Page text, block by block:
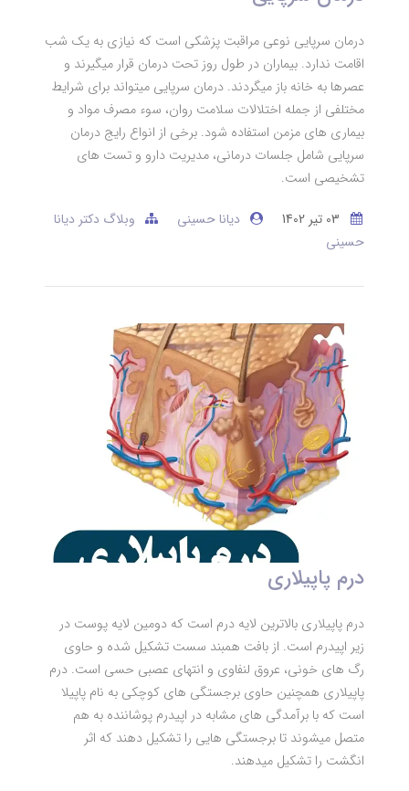
درمان سرپایی نوعی مراقبت پزشکی است که نیازی به یک شب
اقامت ندارد. بیماران در طول روز تحت درمان قرار میگیرند و
عصرها به خانه باز میگردند. درمان سرپایی میتواند برای شرایط
مختلفی از جمله اختلالات سلامت روان، سوء مصرف مواد و
بیماری های مزمن استفاده شود. برخی از انواع رایج درمان
سرپایی شامل جلسات درمانی، مدیریت دارو و تست های
تشخیصی است.
دیانا حسینی
وبلاگ دکتر دیانا
حسینی
درم پاپیلاری
درم پاپیلاری بالاترین لایه درم است که دومین لایه پوست در
زیر اپیدرم است. از بافت همبند سست تشکیل شده و حاوی
رگ های خونی، عروق لنفاوی و انتهای عصبی حسی است. درم
پاپیلاری همچنین حاوی برجستگی های کوچکی به نام پاپیلا
است که با برآمدگی های مشابه در اپیدرم پوشاننده به هم
متصل میشوند تا برجستگی هایی را تشکیل دهند که اثر
انگشت را تشکیل میدهند.